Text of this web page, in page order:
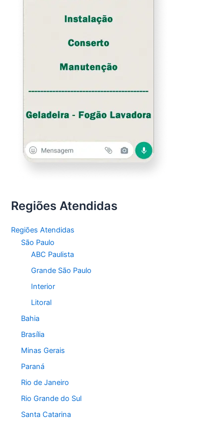
Regiões Atendidas
Regiões Atendidas
São Paulo
ABC Paulista
Grande São Paulo
Interior
Litoral
Bahia
Brasília
Minas Gerais
Paraná
Rio de Janeiro
Rio Grande do Sul
Santa Catarina